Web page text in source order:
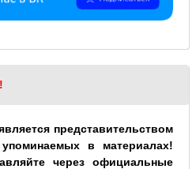
представительством
в материалах!
через официальные